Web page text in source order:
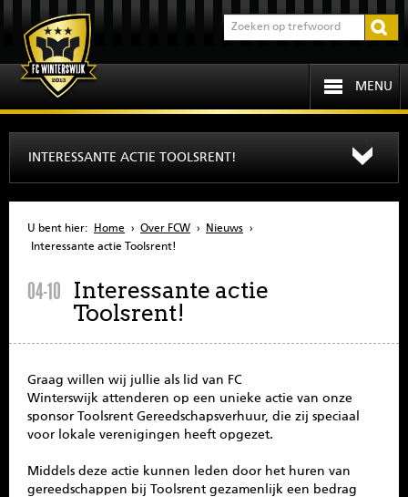
MENU
OVER FCW
INFORMATIE
SENIOREN
SPONSOREN
CONTACT
INTERESSANTE ACTIE TOOLSRENT!
U bent hier: Home › Over FCW › Nieuws ›
Interessante actie Toolsrent!
04-10 Interessante actie
Toolsrent!
Graag willen wij jullie als lid van FC
Winterswijk attenderen op een unieke actie van onze
sponsor Toolsrent Gereedschapsverhuur, die zij speciaal
voor lokale verenigingen heeft opgezet.
Middels deze actie kunnen leden door het huren van
gereedschappen bij Toolsrent gezamenlijk een bedrag